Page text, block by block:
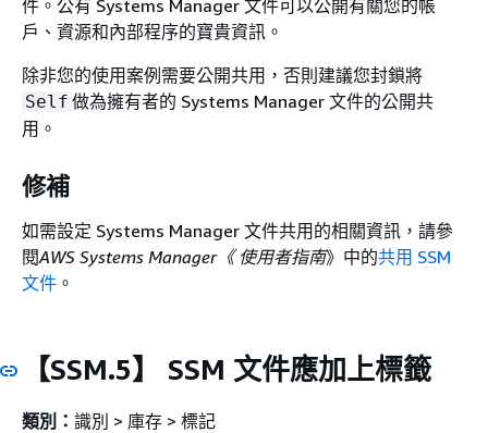
件。公有 Systems Manager 文件可以公開有關您的帳
戶、資源和內部程序的寶貴資訊。
除非您的使用案例需要公開共用，否則建議您封鎖將
Self 做為擁有者的 Systems Manager 文件的公開共
用。
修補
如需設定 Systems Manager 文件共用的相關資訊，請參
閱AWS Systems Manager《 使用者指南》中的共用 SSM
文件 。
【SSM.5】 SSM 文件應加上標籤
類別： 識別 > 庫存 > 標記